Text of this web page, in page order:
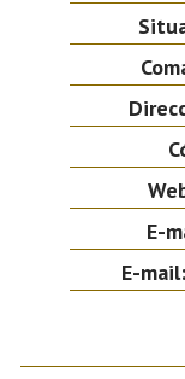
E-
E-mail: